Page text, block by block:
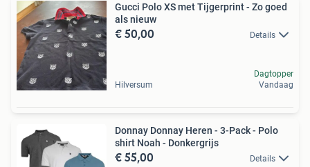
Gucci Polo XS met Tijgerprint - Zo goed
als nieuw
€ 50,00 Details
Hilversum
Dagtopper
Vandaag
Donnay Donnay Heren - 3-Pack - Polo
shirt Noah - Donkergrijs
€ 55,00 Details